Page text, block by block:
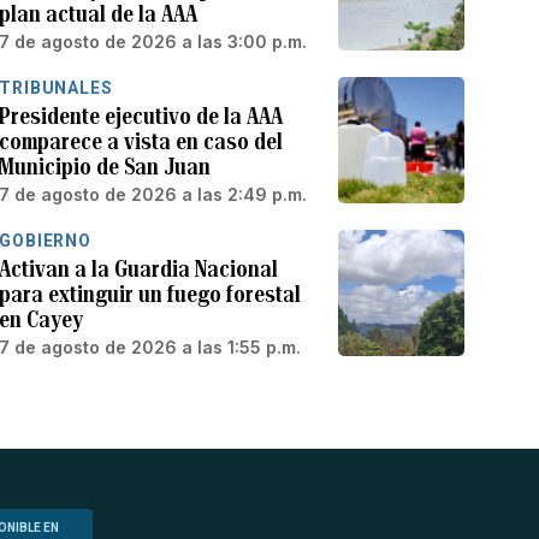
plan actual de la AAA
7 de agosto de 2026 a las 3:00 p.m.
TRIBUNALES
Presidente ejecutivo de la AAA
comparece a vista en caso del
Municipio de San Juan
7 de agosto de 2026 a las 2:49 p.m.
GOBIERNO
Activan a la Guardia Nacional
para extinguir un fuego forestal
en Cayey
7 de agosto de 2026 a las 1:55 p.m.
EN